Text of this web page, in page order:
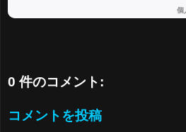
0 件のコメント:
コメントを投稿